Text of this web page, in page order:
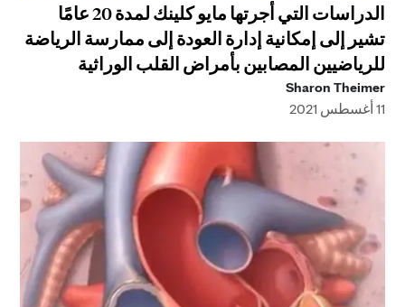
الدراسات التي أجرتها مايو كلينك لمدة 20 عامًا
تشير إلى إمكانية إدارة العودة إلى ممارسة الرياضة
للرياضيين المصابين بأمراض القلب الوراثية
Sharon Theimer
11 أغسطس 2021